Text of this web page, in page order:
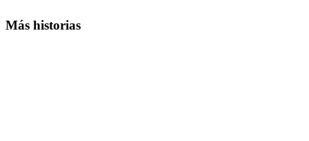
Más historias